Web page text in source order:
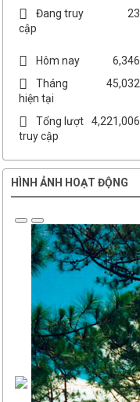
Đang truy
cập
23
Hôm nay
6,346
Tháng
hiện tại
45,032
Tổng lượt
truy cập
4,221,006
HÌNH ẢNH HOẠT ĐỘNG